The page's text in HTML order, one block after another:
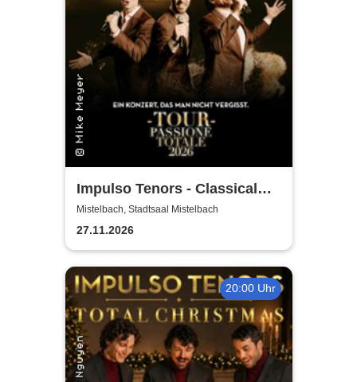
Impulso Tenors - Classical
Crossover
Mistelbach, Stadtsaal Mistelbach
27.11.2026
20:00 Uhr